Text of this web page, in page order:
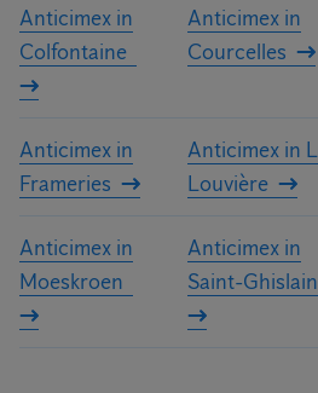
Anticimex in
Colfontaine
Anticimex in
Courcelles
Anticimex in
Frameries
Anticimex in
Louvière
Anticimex in
Moeskroen
Anticimex in
Saint-Ghislain